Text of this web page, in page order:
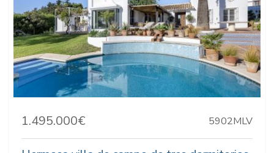
1.495.000€ 5902MLV